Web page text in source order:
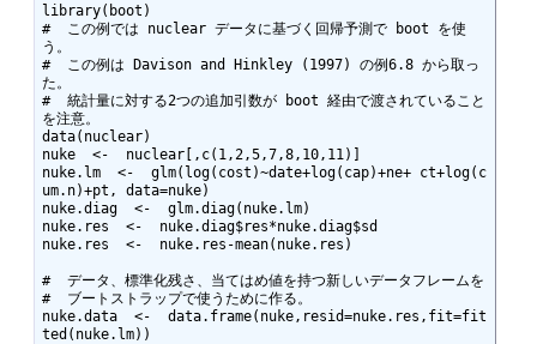
library(boot)
#  この例では nuclear データに基づく回帰予測で boot を使
う。
#  この例は Davison and Hinkley (1997) の例6.8 から取っ
た。
#  統計量に対する2つの追加引数が boot 経由で渡されていること
を注意。
data(nuclear)
nuke  <-  nuclear[,c(1,2,5,7,8,10,11)]
nuke.lm  <-  glm(log(cost)~date+log(cap)+ne+ ct+log(c
um.n)+pt, data=nuke)
nuke.diag  <-  glm.diag(nuke.lm)
nuke.res  <-  nuke.diag$res*nuke.diag$sd
nuke.res  <-  nuke.res-mean(nuke.res)
#  データ、標準化残さ、当てはめ値を持つ新しいデータフレームを
#  ブートストラップで使うために作る。
nuke.data  <-  data.frame(nuke,resid=nuke.res,fit=fit
ted(nuke.lm))